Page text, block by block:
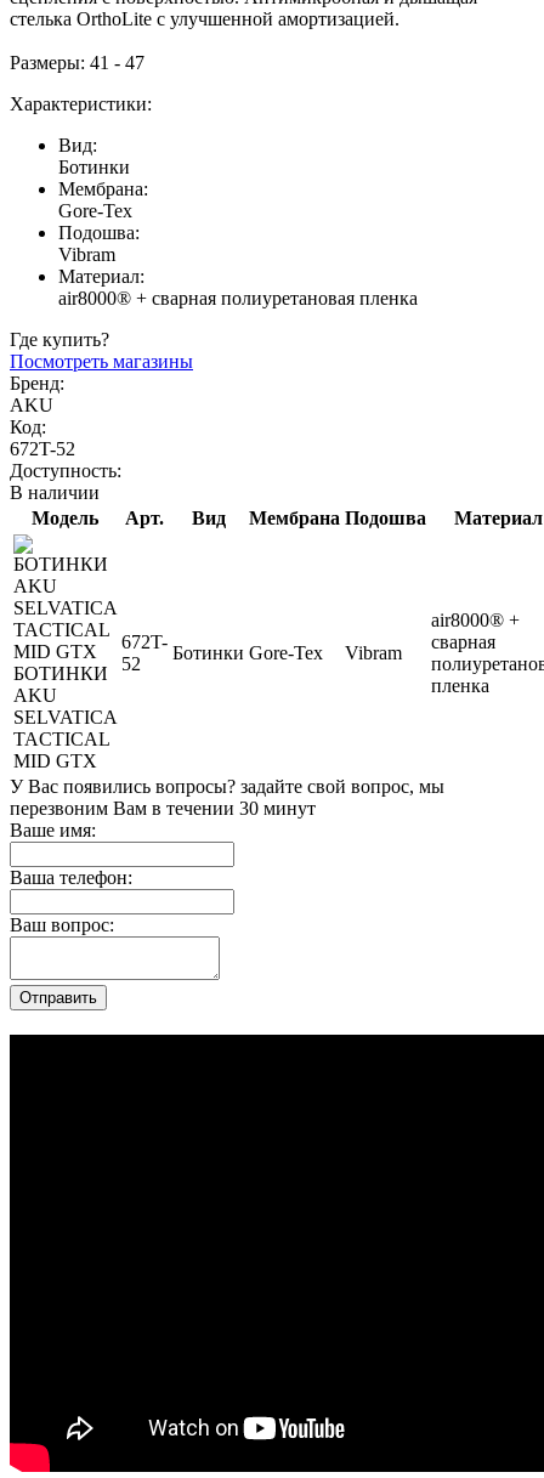
стелька OrthoLite с улучшенной амортизацией.
Размеры: 41 - 47
Характеристики:
Вид:
Ботинки
Мембрана:
Gore-Tex
Подошва:
Vibram
Материал:
air8000® + сварная полиуретановая пленка
Где купить?
Посмотреть магазины
Бренд:
AKU
Код:
672T-52
Доступность:
В наличии
Модель
Арт. Вид Мембрана Подошва Материал
БОТИНКИ
AKU
SELVATICA
TACTICAL
MID GTX
672T-
52
Ботинки Gore-Tex Vibram
air8000® +
сварная
пленка
У Вас появились вопросы? задайте свой вопрос, мы
перезвоним Вам в течении 30 минут
Ваше имя:
Ваша телефон:
Ваш вопрос: